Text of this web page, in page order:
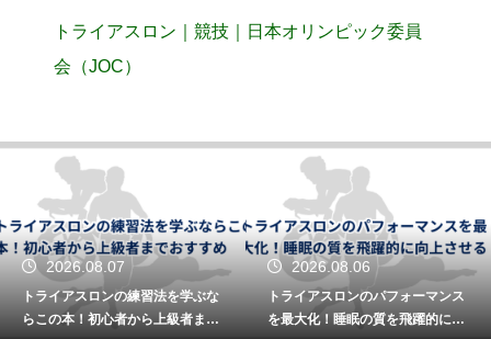
トライアスロン｜競技｜日本オリンピック委員
会（JOC）
2026.08.07
トライアスロンの練習法を学ぶな
らこの本！初心者から上級者まで
2026.08.06
トライアスロンのパフォーマンス
を最大化！睡眠の質を飛躍的に向